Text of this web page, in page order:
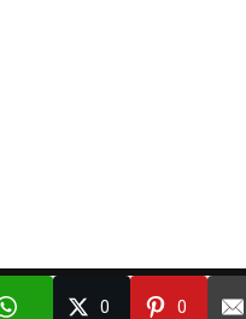
All Right Reserved.
Developed by
PenciDesign
0 0